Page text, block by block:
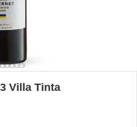
Villa Tinta